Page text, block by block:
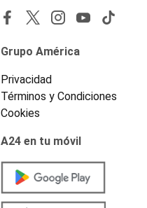
Grupo América
Privacidad
Términos y Condiciones
Cookies
A24 en tu móvil